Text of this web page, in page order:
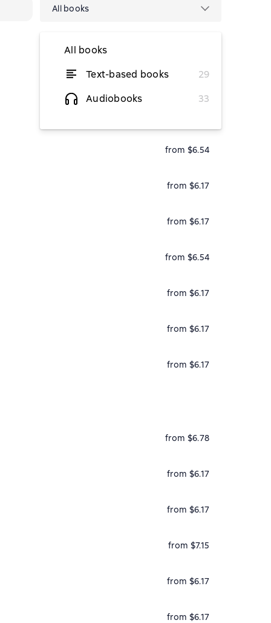
All books
All books
Text-based books
29
Audiobooks
33
temporarily unavailable
from $6.54
from $6.17
from $6.17
from $6.54
from $6.17
from $6.17
from $6.17
from $6.78
from $6.17
from $6.17
from $7.15
from $6.17
from $6.17